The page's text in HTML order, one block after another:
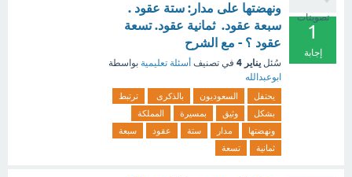
تصويتات
1
إجابة
ونهضتها على مدار: ستة عقود .
سبعة عقود. ثمانية عقود. تسعة
عقود ؟ - مع الشرح
سُئل يناير 4 في تصنيف أسئلة تعليمية بواسطة
ابوعبدالله
يحتفل السعوديون بالذكرى
ترتبط
بشكل
وثيق بمسيرة
المملكة
ونهضتها
مدار ستة عقود
سبعة
ثمانية
تسعة